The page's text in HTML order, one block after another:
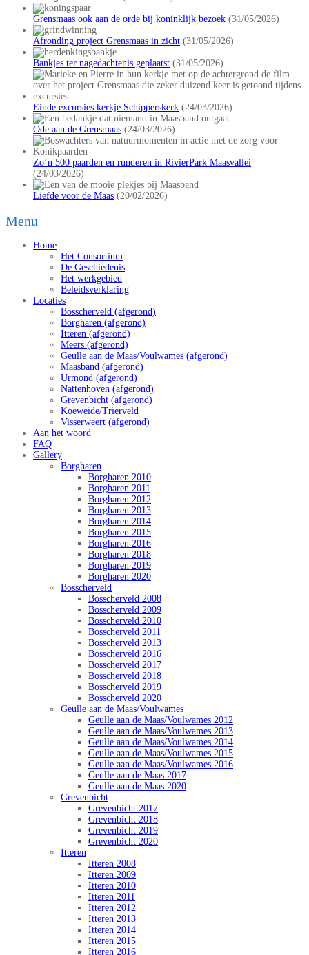
Grensmaas ook aan de orde bij koninklijk bezoek (31/05/2026)
Afronding project Grensmaas in zicht (31/05/2026)
Bankjes ter nagedachtenis geplaatst (31/05/2026)
Einde excursies kerkje Schipperskerk (24/03/2026)
Ode aan de Grensmaas (24/03/2026)
Zo’n 500 paarden en runderen in RivierPark Maasvallei
(24/03/2026)
Liefde voor de Maas (20/02/2026)
Menu
Home
Het Consortium
De Geschiedenis
Het werkgebied
Beleidsverklaring
Locaties
Bosscherveld (afgerond)
Borgharen (afgerond)
Itteren (afgerond)
Meers (afgerond)
Geulle aan de Maas/Voulwames (afgerond)
Maasband (afgerond)
Urmond (afgerond)
Nattenhoven (afgerond)
Grevenbicht (afgerond)
Koeweide/Trierveld
Visserweert (afgerond)
Aan het woord
FAQ
Gallery
Borgharen
Borgharen 2010
Borgharen 2011
Borgharen 2012
Borgharen 2013
Borgharen 2014
Borgharen 2015
Borgharen 2016
Borgharen 2018
Borgharen 2019
Borgharen 2020
Bosscherveld
Bosscherveld 2008
Bosscherveld 2009
Bosscherveld 2010
Bosscherveld 2011
Bosscherveld 2013
Bosscherveld 2016
Bosscherveld 2017
Bosscherveld 2018
Bosscherveld 2019
Bosscherveld 2020
Geulle aan de Maas/Voulwames
Geulle aan de Maas/Voulwames 2012
Geulle aan de Maas/Voulwames 2013
Geulle aan de Maas/Voulwames 2014
Geulle aan de Maas/Voulwames 2015
Geulle aan de Maas/Voulwames 2016
Geulle aan de Maas 2017
Geulle aan de Maas 2020
Grevenbicht
Grevenbicht 2017
Grevenbicht 2018
Grevenbicht 2019
Grevenbicht 2020
Itteren
Itteren 2008
Itteren 2009
Itteren 2010
Itteren 2011
Itteren 2012
Itteren 2013
Itteren 2014
Itteren 2015
Itteren 2016